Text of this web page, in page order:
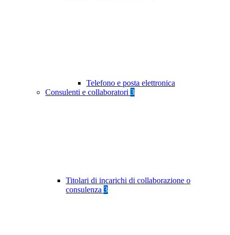
Telefono e posta elettronica
Consulenti e collaboratori 3
Titolari di incarichi di collaborazione o
consulenza 3